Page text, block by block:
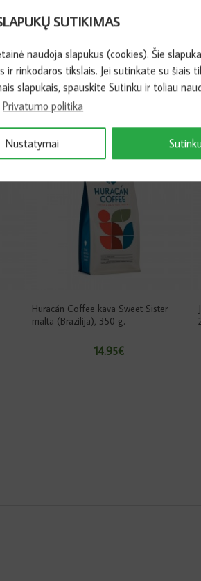
SUTIKIMAS
naudoja slapukus (cookies). Šie
ir rinkodaros tikslais. Jei sutinkate su šiais
slapukais, spauskite Sutinku ir toliau
Privatumo politika
Nustatymai Sutinku
Huracán Coffee kava Sweet Sister
malta (Brazilija), 350 g.
14.95€